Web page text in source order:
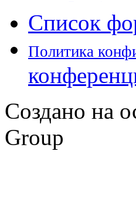
Список
Политика
Создано на
Group